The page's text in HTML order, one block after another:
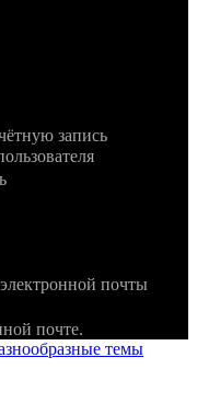
запись
почты
почте.
темы